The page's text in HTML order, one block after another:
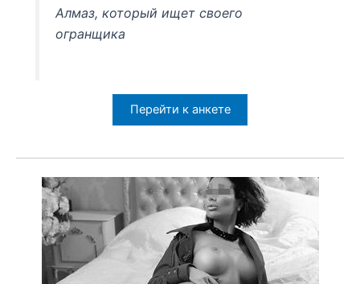
Алмаз, который ищет своего
огранщика
Перейти к анкете